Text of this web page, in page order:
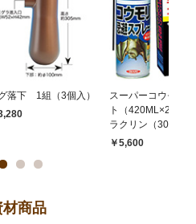
落下 1組（3個入）
スーパーコウモリ
ト（420ML×2本）
ラクリン（300g×2
￥5,600
商品